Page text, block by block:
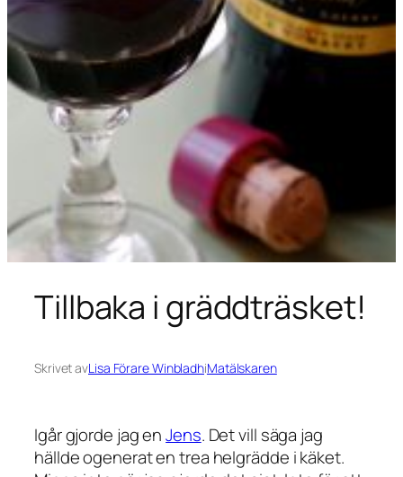
Tillbaka i gräddträsket!
Skrivet avLisa Förare WinbladhiMatälskaren
Igår gjorde jag enJens. Det vill säga jag
hällde ogenerat en trea helgrädde i käket.